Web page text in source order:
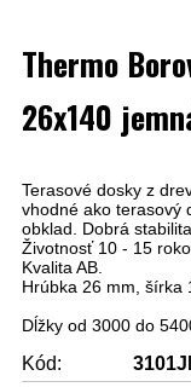
Thermo
26x140
Terasové dosky z
vhodné ako terasový
obklad. Dobrá
Životnosť 10 - 15
Kvalita AB.
Hrúbka 26 mm, šírka
Dĺžky od 3000 do
Kód: